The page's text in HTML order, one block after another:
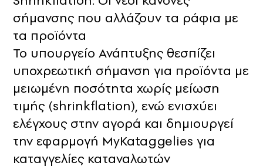
σήμανσης που αλλάζουν τα ράφια με
τα προϊόντα
Το υπουργείο Ανάπτυξης θεσπίζει
υποχρεωτική σήμανση για προϊόντα με
μειωμένη ποσότητα χωρίς μείωση
τιμής (shrinkflation), ενώ ενισχύει
ελέγχους στην αγορά και δημιουργεί
την εφαρμογή MyKataggelies για
καταγγελίες καταναλωτών